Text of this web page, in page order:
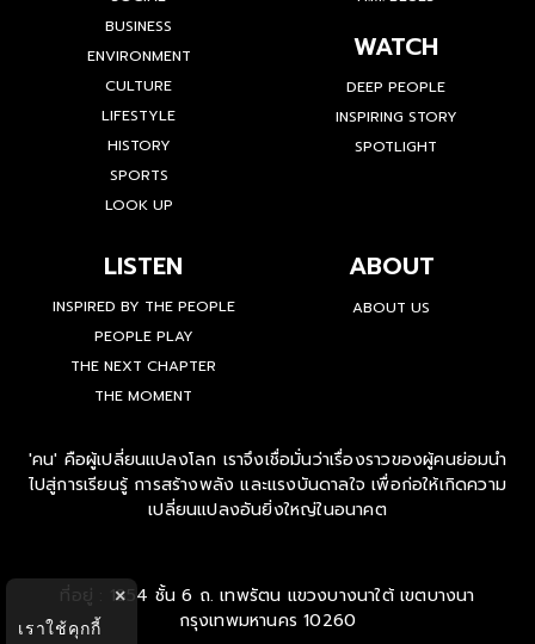
BUSINESS
ENVIRONMENT
CULTURE
LIFESTYLE
HISTORY
SPORTS
LOOK UP
WATCH
DEEP PEOPLE
INSPIRING STORY
SPOTLIGHT
LISTEN
INSPIRED BY THE PEOPLE
PEOPLE PLAY
THE NEXT CHAPTER
THE MOMENT
ABOUT
ABOUT US
'คน' คือผู้เปลี่ยนแปลงโลก เราจึงเชื่อมั่นว่าเรื่องราวของผู้คนย่อมนำ
ไปสู่การเรียนรู้ การสร้างพลัง และแรงบันดาลใจ เพื่อก่อให้เกิดความ
เปลี่ยนแปลงอันยิ่งใหญ่ในอนาคต
ที่อยู่ : 1854 ชั้น 6 ถ. เทพรัตน แขวงบางนาใต้ เขตบางนา
กรุงเทพมหานคร 10260
×
เราใช้คุกกี้